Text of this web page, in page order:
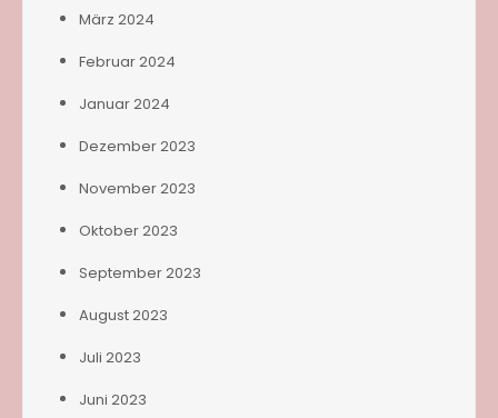
März 2024
Februar 2024
Januar 2024
Dezember 2023
November 2023
Oktober 2023
September 2023
August 2023
Juli 2023
Juni 2023